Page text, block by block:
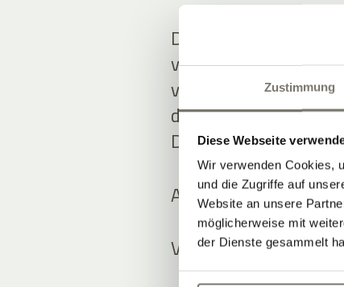
Zustimmung
Diese Webseite
Wir verwenden Cookies,
und die Zugriffe auf
Website an unsere
möglicherweise mit
der Dienste gesammelt
Die Nutzer sind für
verantwortlich, die
veröffentlicht oder
dass sie die
Daten etwaiger
Art und Ort der